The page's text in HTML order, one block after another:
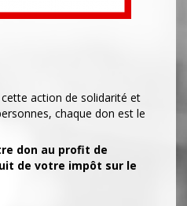
action de solidarité et
chaque don est le
don au profit de
de votre impôt sur le